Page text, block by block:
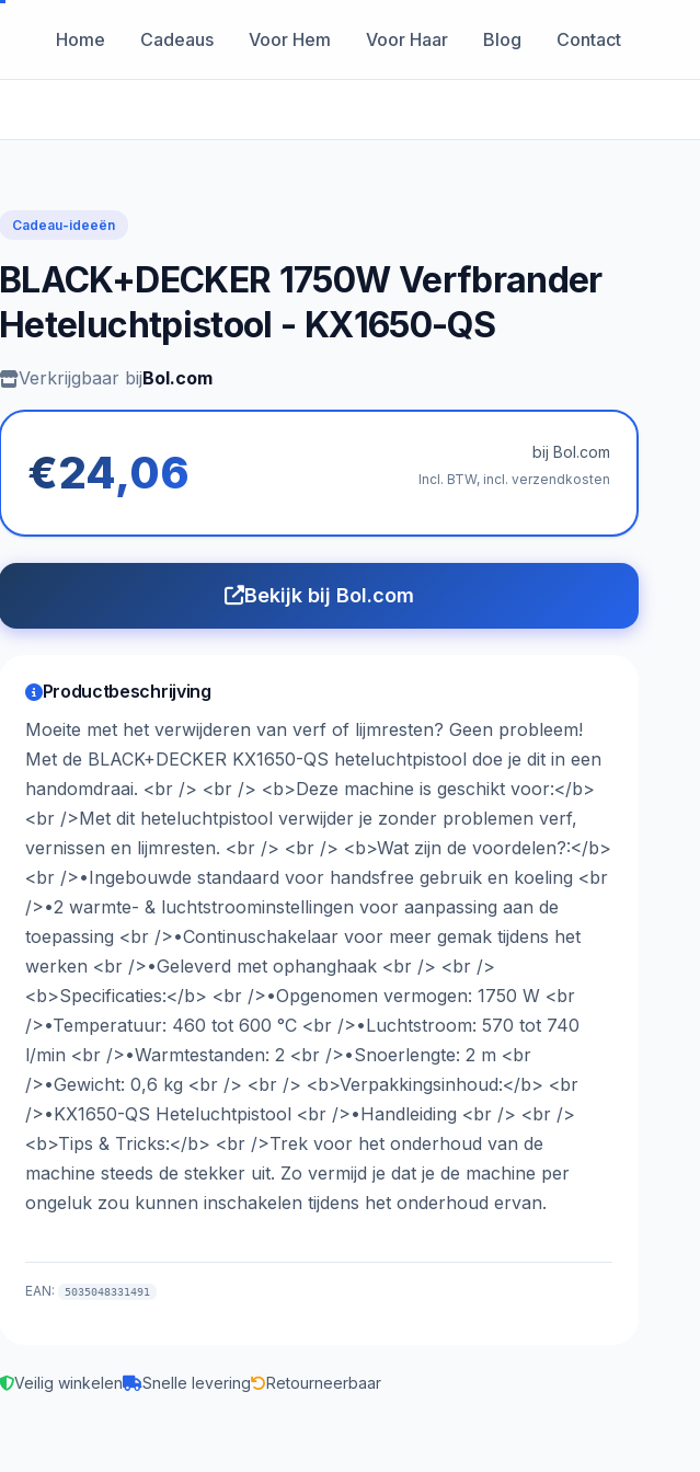
Home Cadeaus Voor Hem Voor Haar Blog Contact
Cadeau-ideeën
BLACK+DECKER 1750W Verfbrander
Heteluchtpistool - KX1650-QS
Verkrijgbaar bijBol.com
€24,06 bij Bol.com
Incl. BTW, incl. verzendkosten
Bekijk bij Bol.com
Productbeschrijving
Moeite met het verwijderen van verf of lijmresten? Geen probleem!
Met de BLACK+DECKER KX1650-QS heteluchtpistool doe je dit in een
handomdraai. <br /> <br /> <b>Deze machine is geschikt voor:</b>
<br />Met dit heteluchtpistool verwijder je zonder problemen verf,
vernissen en lijmresten. <br /> <br /> <b>Wat zijn de voordelen?:</b>
<br />•Ingebouwde standaard voor handsfree gebruik en koeling <br
/>•2 warmte- & luchtstroominstellingen voor aanpassing aan de
toepassing <br />•Continuschakelaar voor meer gemak tijdens het
werken <br />•Geleverd met ophanghaak <br /> <br />
<b>Specificaties:</b> <br />•Opgenomen vermogen: 1750 W <br
/>•Temperatuur: 460 tot 600 °C <br />•Luchtstroom: 570 tot 740
l/min <br />•Warmtestanden: 2 <br />•Snoerlengte: 2 m <br
/>•Gewicht: 0,6 kg <br /> <br /> <b>Verpakkingsinhoud:</b> <br
/>•KX1650-QS Heteluchtpistool <br />•Handleiding <br /> <br />
<b>Tips & Tricks:</b> <br />Trek voor het onderhoud van de
machine steeds de stekker uit. Zo vermijd je dat je de machine per
ongeluk zou kunnen inschakelen tijdens het onderhoud ervan.
EAN: 5035048331491
Veilig winkelen Snelle levering Retourneerbaar